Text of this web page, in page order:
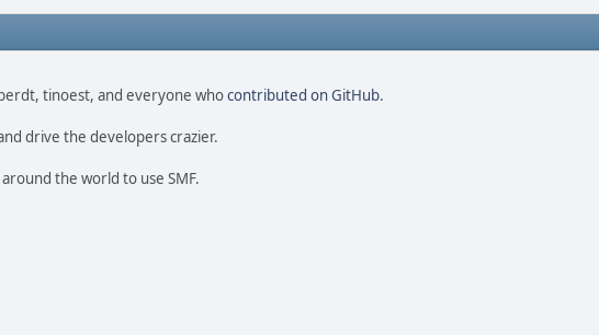
tinoest, and everyone whocontributed on GitHub.
drive the developers crazier.
the world to use SMF.